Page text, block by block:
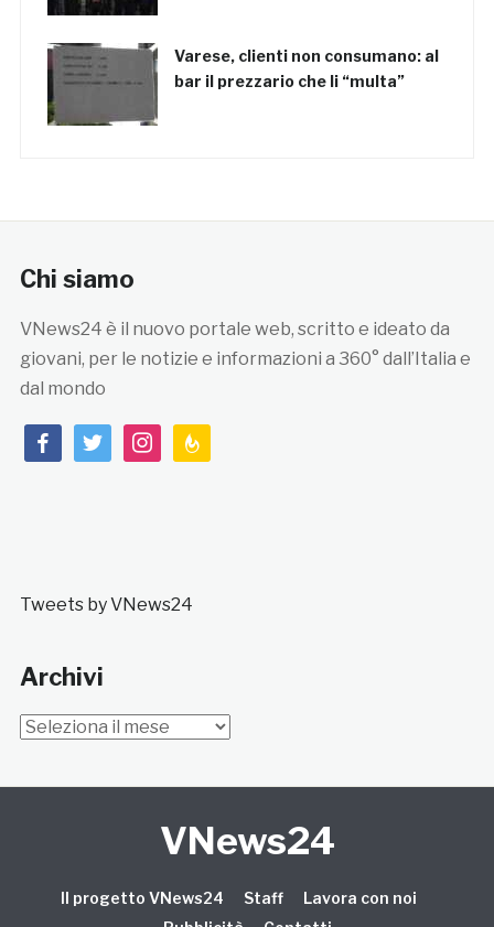
Varese, clienti non consumano: al
bar il prezzario che li “multa”
Chi siamo
VNews24 è il nuovo portale web, scritto e ideato da
giovani, per le notizie e informazioni a 360° dall’Italia e
dal mondo
facebooktwitterinstagramfeedburner
Tweets by VNews24
Archivi
Archivi
VNews24
Il progetto VNews24 Staff
Lavora con noi